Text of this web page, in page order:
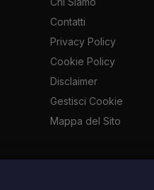
Contatti
Privacy Policy
Cookie Policy
Disclaimer
Gestisci Cookie
Mappa del Sito
dell'art. 70 L. 633/1941. Contatti: